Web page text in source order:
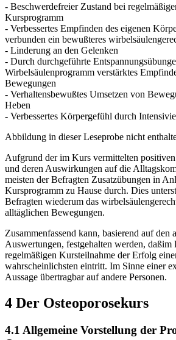
- Beschwerdefreier Zustand bei
Kursprogramm
- Verbessertes Empfinden des eigenen
verbunden ein bewußteres
- Linderung an den Gelenken
- Durch durchgeführte
Wirbelsäulenprogramm verstärktes
Bewegungen
- Verhaltensbewußtes Umsetzen von
Heben
- Verbessertes Körpergefühl durch
Abbildung in dieser Leseprobe nicht
Aufgrund der im Kurs vermittelten
und deren Auswirkungen auf die
meisten der Befragten Zusatzübungen in
Kursprogramm zu Hause durch. Dies
Befragten wiederum das
alltäglichen Bewegungen.
Zusammenfassend kann, basierend auf den
Auswertungen, festgehalten werden, daßim
regelmäßigen Kursteilnahme der Erfolg
wahrscheinlichsten eintritt. Im Sinne einer
Aussage übertragbar auf andere Personen.
4 Der Osteoporosekurs
4.1 Allgemeine Vorstellung der